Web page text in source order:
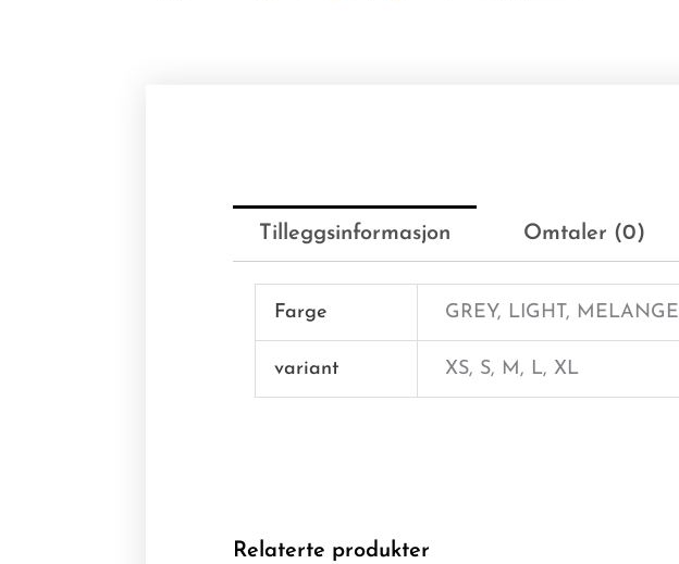
Tilleggsinformasjon Omtaler (0)
Farge GREY, LIGHT, MELANGE
variant XS, S, M, L, XL
Relaterte produkter